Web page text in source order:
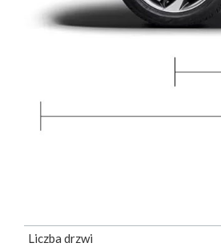
Liczba drzwi